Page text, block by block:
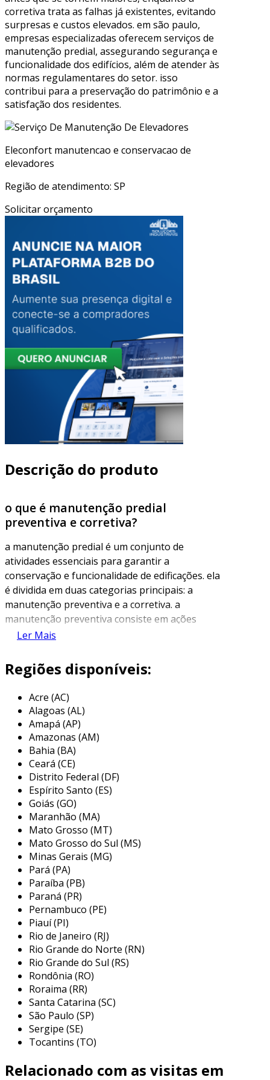
corretiva trata as falhas já existentes, evitando
surpresas e custos elevados. em são paulo,
empresas especializadas oferecem serviços de
manutenção predial, assegurando segurança e
funcionalidade dos edifícios, além de atender às
normas regulamentares do setor. isso
contribui para a preservação do patrimônio e a
satisfação dos residentes.
Eleconfort manutencao e conservacao de
elevadores
Região de atendimento: SP
Solicitar orçamento
Descrição do produto
o que é manutenção predial
preventiva e corretiva?
a manutenção predial é um conjunto de
atividades essenciais para garantir a
conservação e funcionalidade de edificações. ela
é dividida em duas categorias principais: a
manutenção preventiva e a corretiva. a
manutenção preventiva consiste em ações
planejadas, que visam evitar problemas
substituições de componentes antes que estes
se danifiquem. o objetivo é prolongar a vida útil
das instalações e promover um ambiente
seguro e confortável.
por outro lado, a manutenção corretiva é
realizada após a identificação de falhas ou
problemas. ela é necessária quando um sistema
ou componente falha, exigindo reparos
urgentes. essa abordagem pode resultar em
paradas inesperadas e em custos mais altos, já
que a correção de problemas em sistemas
danificados geralmente requer mais recursos.
portanto, a combinação de ambas as práticas é
crucial para a eficiência de qualquer edificação.
principais práticas de manutenção
predial preventiva e corretiva
para uma execução adequada da manutenção
predial, é vital seguir diretrizes específicas que
englobam atividades tanto preventivas quanto
corretivas. essa estratégia é essencial para
garantir a integridade das estruturas e a
satisfação dos ocupantes. entre as principais
práticas, destacam-se:
inspeção regular:
frequentes em sistemas elétricos,
hidráulicos e estruturais para detectar
possíveis falhas antes que se tornem
Ler Mais
Regiões disponíveis:
Acre (AC)
Alagoas (AL)
Amapá (AP)
Amazonas (AM)
Bahia (BA)
Ceará (CE)
Distrito Federal (DF)
Espírito Santo (ES)
Goiás (GO)
Maranhão (MA)
Mato Grosso (MT)
Mato Grosso do Sul (MS)
Minas Gerais (MG)
Pará (PA)
Paraíba (PB)
Paraná (PR)
Pernambuco (PE)
Piauí (PI)
Rio de Janeiro (RJ)
Rio Grande do Norte (RN)
Rio Grande do Sul (RS)
Rondônia (RO)
Roraima (RR)
Santa Catarina (SC)
São Paulo (SP)
Sergipe (SE)
Tocantins (TO)
Relacionado com as visitas em